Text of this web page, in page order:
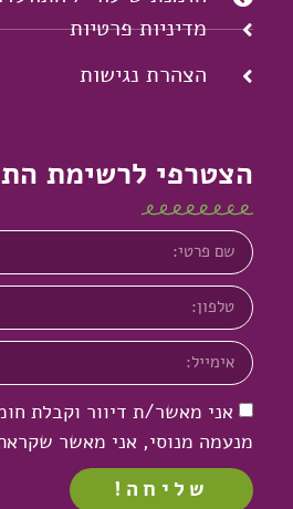
מדיניות פרטיות
הצהרת נגישות
הצטרפי לרשימת
אני מאשר/ת דיוור וקבלת
מנעמה מנוסי, אני מאשר
שליחה!